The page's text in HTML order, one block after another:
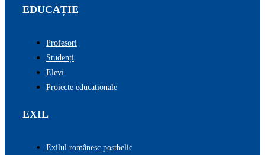
EDUCAȚIE
Profesori
Studenți
Elevi
Proiecte educaționale
EXIL
Exilul românesc postbelic